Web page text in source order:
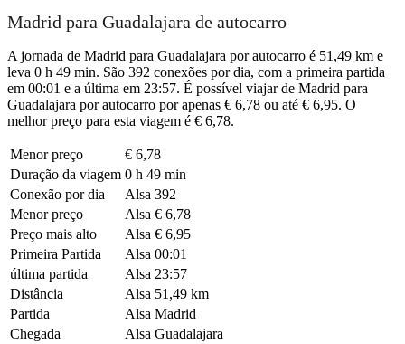
Madrid para Guadalajara de autocarro
A jornada de Madrid para Guadalajara por autocarro é 51,49 km e
leva 0 h 49 min. São 392 conexões por dia, com a primeira partida
em 00:01 e a última em 23:57. É possível viajar de Madrid para
Guadalajara por autocarro por apenas € 6,78 ou até € 6,95. O
melhor preço para esta viagem é € 6,78.
Menor preço
€ 6,78
Duração da viagem 0 h 49 min
Conexão por dia
Alsa 392
Menor preço
Alsa € 6,78
Preço mais alto
Alsa € 6,95
Primeira Partida
Alsa 00:01
última partida
Alsa 23:57
Distância
Alsa 51,49 km
Partida
Alsa Madrid
Chegada
Alsa Guadalajara